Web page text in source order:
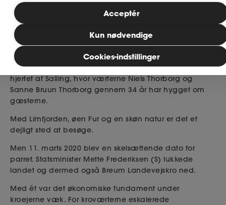
Inspiration
Bliv medlem
MitAse
Dokumenter.dk
ikke har givet tilstrækkeligt overskud. På samme måde
straffes seniorer, der fravælger efterlønnen og fortsætter
på arbejdsmarkedet, urimeligt, påpeger Karsten
Mølgaard Jensen, administrerende direktør, Ase, i
indlæg i Børsen.
Breum Landevejskro er en hyggelig traditionel kro i
hjertet af Salling, hvor værterne Niels Thorborg og
Sanne Bruun Thorborg gennem 34 år har hygget om
gæsterne.
Med Limfjorden, øen Fur og en skøn natur er det et
dejligt sted at besøge.
Men 11. marts 2020 blev en skelsættende dato for
parret. Statsminister Mette Frederiksen (S) lukkede
landet og dermed også Breum Landevejskro ned.
Med ét var det økonomiske fundament under
kroejerne væk. For kroværterne eskalerede
Cookies-indstillinger
Kun nødvendige
Acceptér